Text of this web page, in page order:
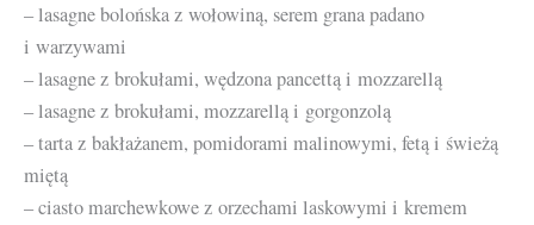
– lasagne bolońska z wołowiną, serem grana padano
i warzywami
– lasagne z brokułami, wędzona pancettą i mozzarellą
– lasagne z brokułami, mozzarellą i gorgonzolą
– tarta z bakłażanem, pomidorami malinowymi, fetą i świeżą
miętą
– ciasto marchewkowe z orzechami laskowymi i kremem